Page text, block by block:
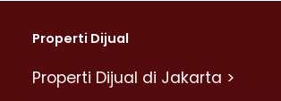
Properti Dijual
Properti Dijual di Jakarta >